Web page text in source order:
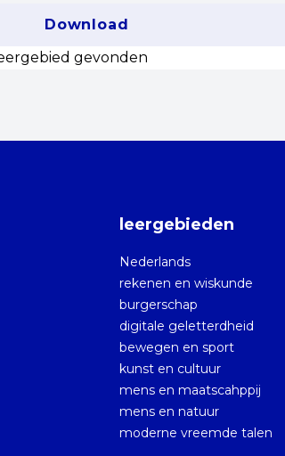
Download
gevonden
leergebieden
Nederlands
rekenen en wiskunde
burgerschap
digitale geletterdheid
bewegen en sport
kunst en cultuur
mens en maatscahppij
mens en natuur
moderne vreemde talen